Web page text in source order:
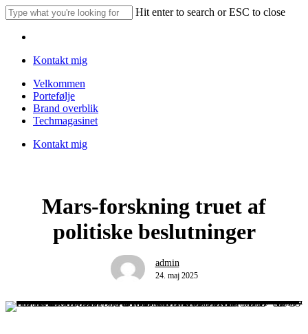
Skip
to
main
Hit enter to search or ESC to close
Search
Kontakt mig
Menu
Velkommen
Portefølje
Brand overblik
Techmagasinet
Kontakt mig
Mars-forskning truet af
politiske beslutninger
admin
24. maj 2025